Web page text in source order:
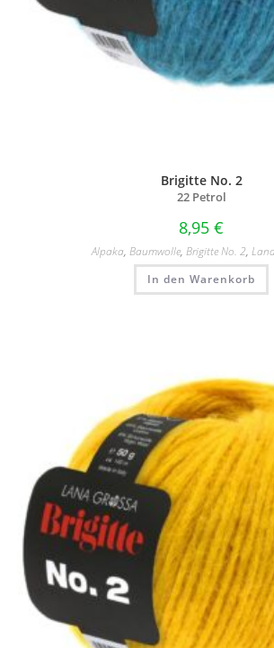
Brigitte No. 2
22 Petrol
8,95 €
Alpaka, Baumwolle, Brigitte No. 2,
In den Warenkorb